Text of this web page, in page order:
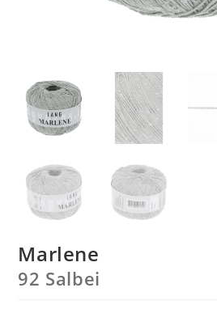
Marlene
92 Salbei